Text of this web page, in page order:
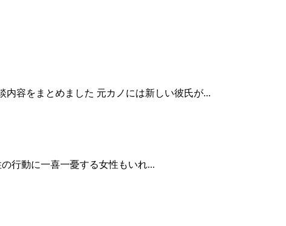
容をまとめました 元カノには新しい彼氏が...
行動に一喜一憂する女性もいれ...